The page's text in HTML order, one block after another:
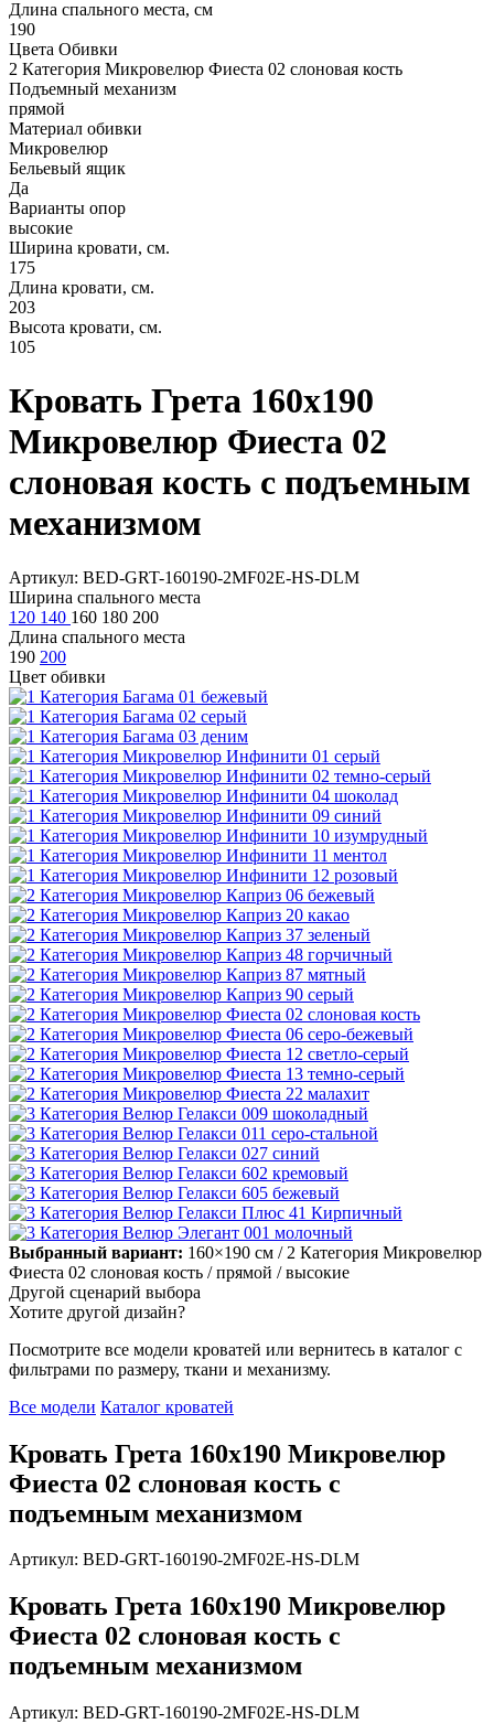
Длина спального места, см
190
Цвета Обивки
2 Категория Микровелюр Фиеста 02 слоновая кость
Подъемный механизм
прямой
Материал обивки
Микровелюр
Бельевый ящик
Да
Варианты опор
высокие
Ширина кровати, см.
175
Длина кровати, см.
203
Высота кровати, см.
105
Кровать Грета 160х190
Микровелюр Фиеста 02
слоновая кость с подъемным
механизмом
Артикул: BED-GRT-160190-2MF02E-HS-DLM
Ширина спального места
120 140 160 180 200
Длина спального места
190 200
Цвет обивки
Выбранный вариант: 160×190 см / 2 Категория Микровелюр
Фиеста 02 слоновая кость / прямой / высокие
Другой сценарий выбора
Хотите другой дизайн?
Посмотрите все модели кроватей или вернитесь в каталог с
фильтрами по размеру, ткани и механизму.
Все модели Каталог кроватей
Кровать Грета 160х190 Микровелюр
Фиеста 02 слоновая кость с
подъемным механизмом
Артикул: BED-GRT-160190-2MF02E-HS-DLM
Кровать Грета 160х190 Микровелюр
Фиеста 02 слоновая кость с
подъемным механизмом
Артикул: BED-GRT-160190-2MF02E-HS-DLM